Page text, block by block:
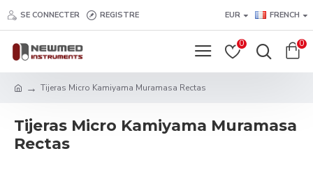
SE CONNECTER REGISTRE EUR FRENCH
0 0
Tijeras Micro Kamiyama Muramasa Rectas
Tijeras Micro Kamiyama Muramasa
Rectas